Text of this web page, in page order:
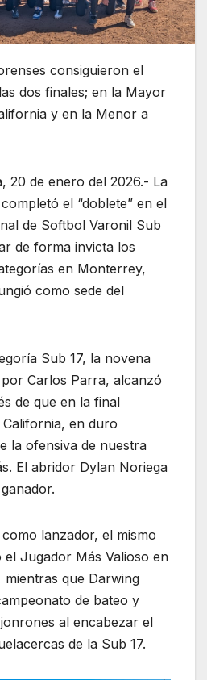
consiguieron el
dos finales; en la Mayor
y en la Menor a
20 de enero del 2026.- La
el “doblete” en el
de Softbol Varonil Sub
de forma invicta los
en Monterrey,
como sede del
Sub 17, la novena
Carlos Parra, alcanzó
de que en la final
en duro
la ofensiva de nuestra
El abridor Dylan Noriega
lanzador, el mismo
el Jugador Más Valioso en
que Darwing
de bateo y
al encabezar el
de la Sub 17.